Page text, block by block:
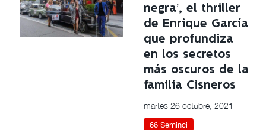
negra’, el thriller
de Enrique García
que profundiza
en los secretos
más oscuros de la
familia Cisneros
martes 26 octubre, 2021
66 Seminci